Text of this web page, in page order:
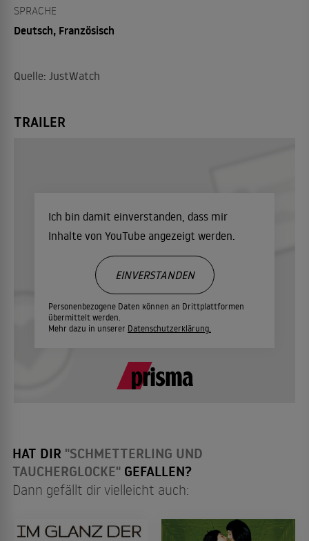
SPRACHE
Deutsch, Französisch
Quelle: JustWatch
TRAILER
Ich bin damit einverstanden, dass mir
Inhalte von YouTube angezeigt werden.
Personenbezogene Daten können an Drittplattformen
übermittelt werden.
Mehr dazu in unserer Datenschutzerklärung.
EINVERSTANDEN
HAT DIR "SCHMETTERLING UND
TAUCHERGLOCKE" GEFALLEN?
Dann gefällt dir vielleicht auch: